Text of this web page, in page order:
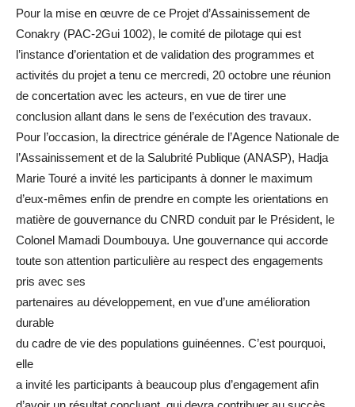
Pour la mise en œuvre de ce Projet d’Assainissement de
Conakry (PAC-2Gui 1002), le comité de pilotage qui est
l’instance d’orientation et de validation des programmes et
activités du projet a tenu ce mercredi, 20 octobre une réunion
de concertation avec les acteurs, en vue de tirer une
conclusion allant dans le sens de l’exécution des travaux.
Pour l’occasion, la directrice générale de l’Agence Nationale de
l’Assainissement et de la Salubrité Publique (ANASP), Hadja
Marie Touré a invité les participants à donner le maximum
d’eux-mêmes enfin de prendre en compte les orientations en
matière de gouvernance du CNRD conduit par le Président, le
Colonel Mamadi Doumbouya. Une gouvernance qui accorde
toute son attention particulière au respect des engagements
pris avec ses
partenaires au développement, en vue d’une amélioration
durable
du cadre de vie des populations guinéennes. C’est pourquoi,
elle
a invité les participants à beaucoup plus d’engagement afin